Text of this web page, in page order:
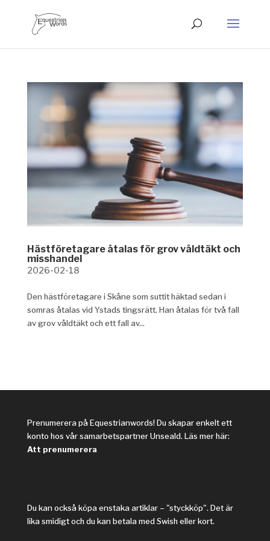
Hästföretagare åtalas för grov våldtäkt och
misshandel
2026-02-18
Den hästföretagare i Skåne som suttit häktad sedan i
somras åtalas vid Ystads tingsrätt. Han åtalas för två fall
av grov våldtäkt och ett fall av...
Prenumerera på Equestrianwords! Du skapar enkelt ett
konto hos vår samarbetspartner Unseald. Läs mer här:
Att prenumerera
Du kan också köpa enstaka artiklar – "styckköp". Det är
lika smidigt och du kan betala med Swish eller kort.